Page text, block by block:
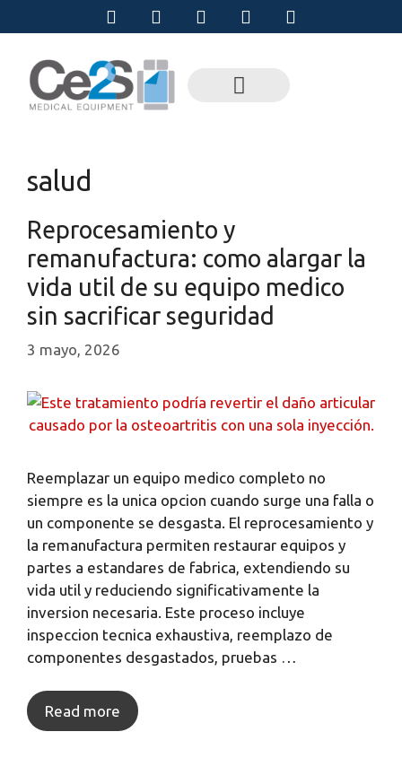
salud
Reprocesamiento y
remanufactura: como alargar la
vida util de su equipo medico
sin sacrificar seguridad
3 mayo, 2026
Reemplazar un equipo medico completo no
siempre es la unica opcion cuando surge una falla o
un componente se desgasta. El reprocesamiento y
la remanufactura permiten restaurar equipos y
partes a estandares de fabrica, extendiendo su
vida util y reduciendo significativamente la
inversion necesaria. Este proceso incluye
inspeccion tecnica exhaustiva, reemplazo de
componentes desgastados, pruebas …
Read more